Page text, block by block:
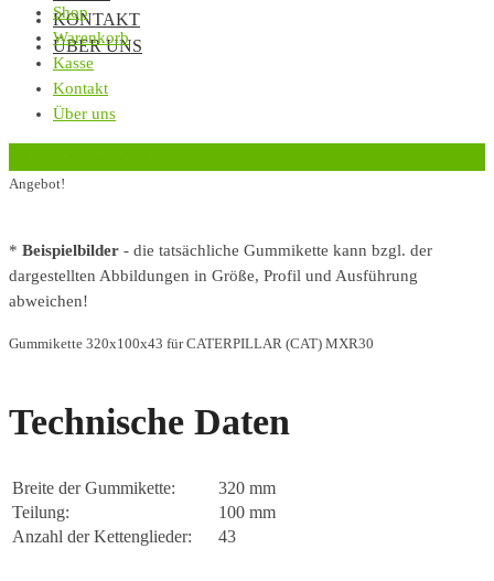
KONTAKT
ÜBER UNS
Shop
Warenkorb
Kasse
Kontakt
Über uns
Angebot!
* Beispielbilder - die tatsächliche Gummikette kann bzgl. der
dargestellten Abbildungen in Größe, Profil und Ausführung
abweichen!
Gummikette 320x100x43 für CATERPILLAR (CAT) MXR30
Technische Daten
Breite der Gummikette:
320 mm
Teilung:
100 mm
Anzahl der Kettenglieder:
43